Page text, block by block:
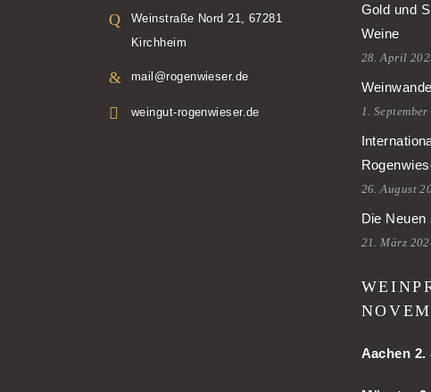
Weinstraße Nord 21, 67281
Kirchheim
mail@rogenwieser.de
weingut-rogenwieser.de
Gold und
Weine
28. April
1.
26. August
Die Neuen
21. März
Aachen 2.